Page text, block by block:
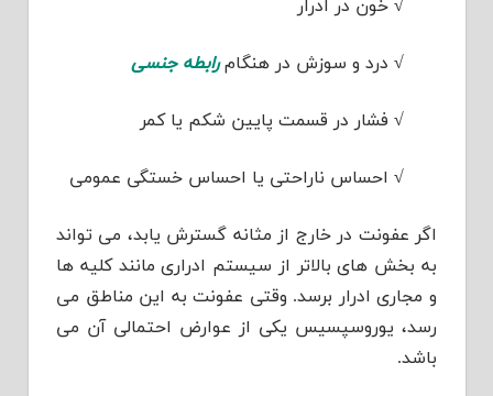
√ خون در ادرار
√ درد و سوزش در هنگامرابطه جنسی
√ فشار در قسمت پایین شکم یا کمر
√ احساس ناراحتی یا احساس خستگی عمومی
اگر عفونت در خارج از مثانه گسترش یابد، می تواند
به بخش های بالاتر از سیستم ادراری مانند کلیه ها
و مجاری ادرار برسد. وقتی عفونت به این مناطق می
رسد، یوروسپسیس یکی از عوارض احتمالی آن می
باشد.